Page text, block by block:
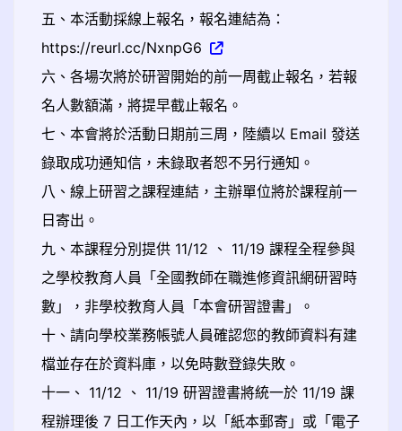
五、本活動採線上報名，報名連結為：
https://reurl.cc/NxnpG6
六、各場次將於研習開始的前一周截止報名，若報
名人數額滿，將提早截止報名。
七、本會將於活動日期前三周，陸續以 Email 發送
錄取成功通知信，未錄取者恕不另行通知。
八、線上研習之課程連結，主辦單位將於課程前一
日寄出。
九、本課程分別提供 11/12 、 11/19 課程全程參與
之學校教育人員「全國教師在職進修資訊網研習時
數」，非學校教育人員「本會研習證書」。
十、請向學校業務帳號人員確認您的教師資料有建
檔並存在於資料庫，以免時數登錄失敗。
十一、 11/12 、 11/19 研習證書將統一於 11/19 課
程辦理後 7 日工作天內，以「紙本郵寄」或「電子